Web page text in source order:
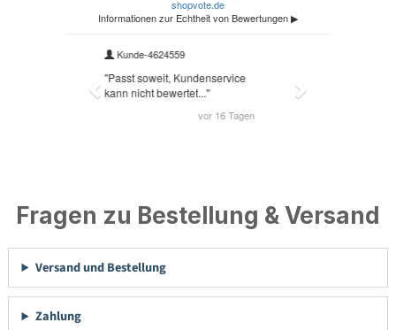
Fragen zu Bestellung & Versand
Versand und Bestellung
Zahlung